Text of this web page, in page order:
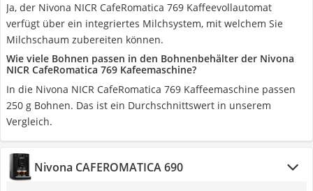
Ja, der Nivona NICR CafeRomatica 769 Kaffeevollautomat
verfügt über ein integriertes Milchsystem, mit welchem Sie
Milchschaum zubereiten können.
Wie viele Bohnen passen in den Bohnenbehälter der Nivona
NICR CafeRomatica 769 Kafeemaschine?
In die Nivona NICR CafeRomatica 769 Kaffeemaschine passen
250 g Bohnen. Das ist ein Durchschnittswert in unserem
Vergleich.
Nivona CAFEROMATICA 690